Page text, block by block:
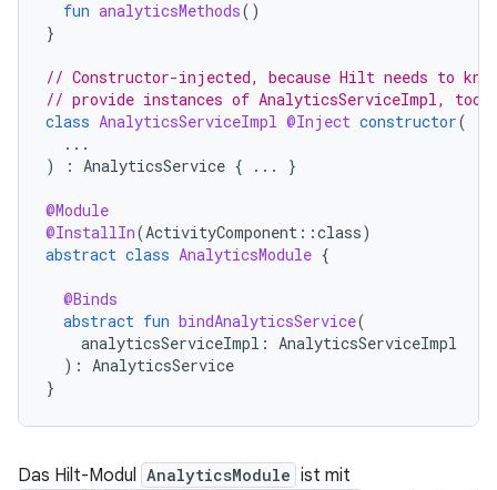
fun analyticsMethods()
}
// Constructor-injected, because Hilt needs to
// provide instances of AnalyticsServiceImpl, too.
class AnalyticsServiceImpl @Inject constructor(
...
)
: AnalyticsService { ... }
@Module
@InstallIn(ActivityComponent ::class)
abstract class AnalyticsModule {
@Binds
abstract fun bindAnalyticsService(
analyticsServiceImpl : AnalyticsServiceImpl
): AnalyticsService
}
Das Hilt-Modul AnalyticsModule ist mit